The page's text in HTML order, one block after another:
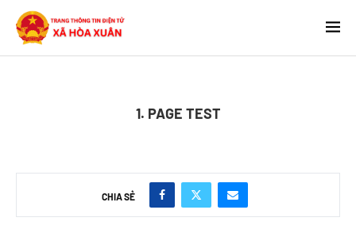
1. PAGE TEST
CHIA SẺ